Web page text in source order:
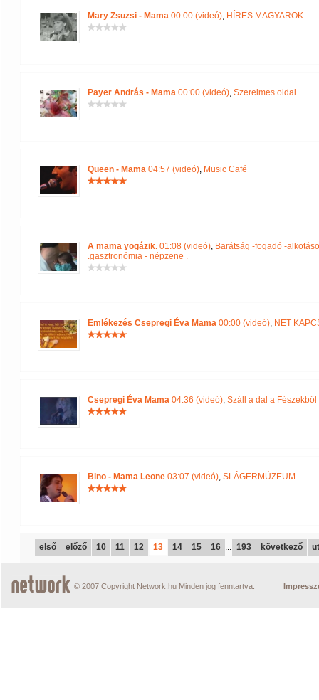
Mary Zsuzsi - Mama 00:00 (videó), HÍRES MAGYAROK
Payer András - Mama 00:00 (videó), Szerelmes oldal
Queen - Mama 04:57 (videó), Music Café
A mama yogázik. 01:08 (videó), Barátság -fogadó -
.gasztronómia - népzene .
Emlékezés Csepregi Éva Mama 00:00 (videó), NET
Csepregi Éva Mama 04:36 (videó), Száll a dal a
Bino - Mama Leone 03:07 (videó), SLÁGERMÚZEUM
első előző 10 11 12 13 14 15 16 ... 193 következő
© 2007 Copyright Network.hu Minden jog fenntartva.